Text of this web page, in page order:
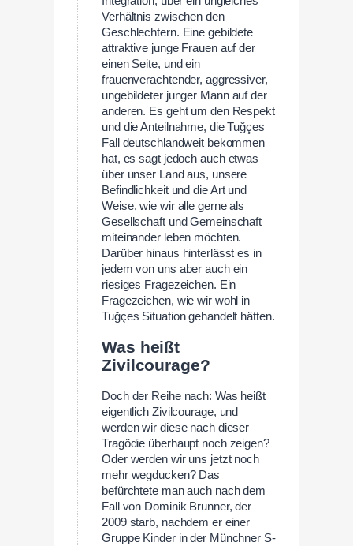
Verhältnis zwischen den
Geschlechtern. Eine gebildete
attraktive junge Frauen auf der
einen Seite, und ein
frauenverachtender, aggressiver,
ungebildeter junger Mann auf der
anderen. Es geht um den Respekt
und die Anteilnahme, die Tuğçes
Fall deutschlandweit bekommen
hat, es sagt jedoch auch etwas
über unser Land aus, unsere
Befindlichkeit und die Art und
Weise, wie wir alle gerne als
Gesellschaft und Gemeinschaft
miteinander leben möchten.
Darüber hinaus hinterlässt es in
jedem von uns aber auch ein
riesiges Fragezeichen. Ein
Fragezeichen, wie wir wohl in
Tuğçes Situation gehandelt hätten.
Was heißt
Zivilcourage?
Doch der Reihe nach: Was heißt
eigentlich Zivilcourage, und
werden wir diese nach dieser
Tragödie überhaupt noch zeigen?
Oder werden wir uns jetzt noch
mehr wegducken? Das
befürchtete man auch nach dem
Fall von Dominik Brunner, der
2009 starb, nachdem er einer
Gruppe Kinder in der Münchner S-